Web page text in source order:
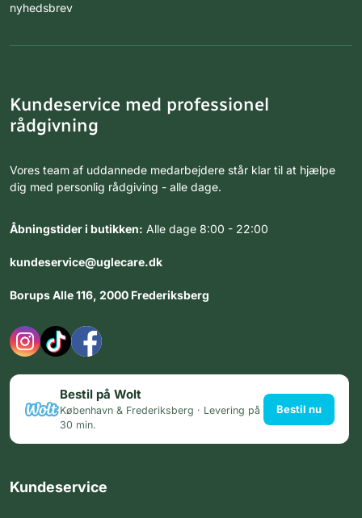
nyhedsbrev
Kundeservice med professionel
rådgivning
Vores team af uddannede medarbejdere står klar til at hjælpe
dig med personlig rådgiving - alle dage.
Åbningstider i butikken: Alle dage 8:00 - 22:00
kundeservice@uglecare.dk
Borups Alle 116, 2000 Frederiksberg
Bestil på Wolt
København & Frederiksberg · Levering på
30 min.
Bestil nu
Kundeservice